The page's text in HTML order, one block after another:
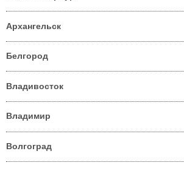
Архангельск
Белгород
Владивосток
Владимир
Волгоград